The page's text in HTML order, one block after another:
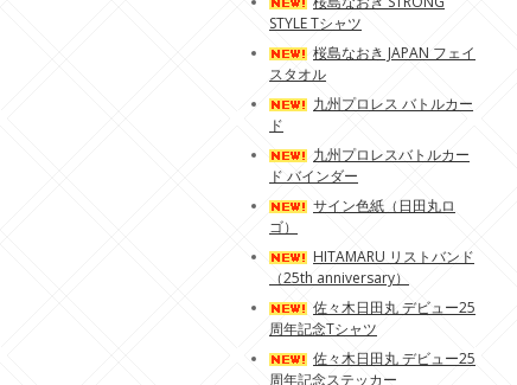
STYLE Tシャツ
桜島なおき JAPAN フェイ
スタオル
九州プロレス バトルカー
ド
九州プロレスバトルカー
ド バインダー
サイン色紙（日田丸ロ
ゴ）
HITAMARU リストバンド
（25th anniversary）
佐々木日田丸 デビュー25
周年記念Tシャツ
佐々木日田丸 デビュー25
周年記念ステッカー